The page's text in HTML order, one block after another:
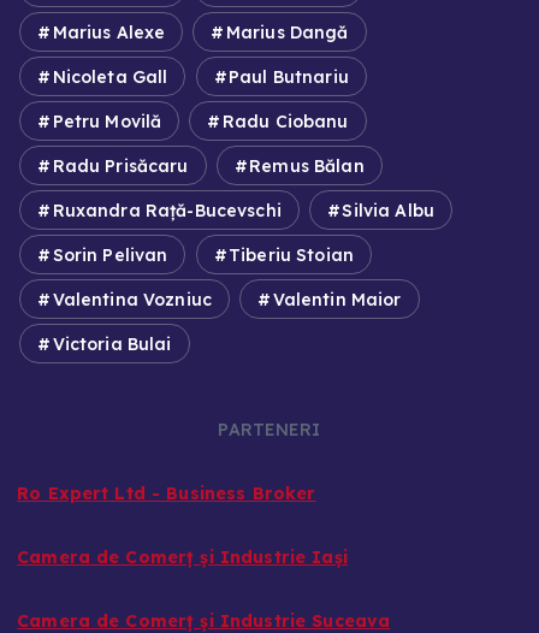
Marius Alexe Marius Dangă
Nicoleta Gall Paul Butnariu
Petru Movilă Radu Ciobanu
Radu Prisăcaru Remus Bălan
Ruxandra Rață-Bucevschi Silvia Albu
Sorin Pelivan Tiberiu Stoian
Valentina Vozniuc Valentin Maior
Victoria Bulai
PARTENERI
Ro Expert Ltd - Business Broker
Camera de Comerț și Industrie Iași
Camera de Comerț și Industrie Suceava